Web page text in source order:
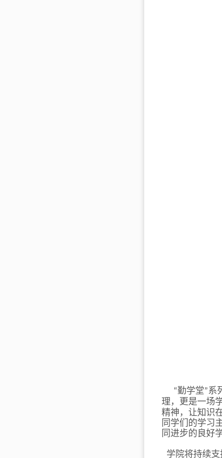
“勤学堂”系
理，更是一场
精神，让知识
同学们的学习
同进步的良好
学院将持续